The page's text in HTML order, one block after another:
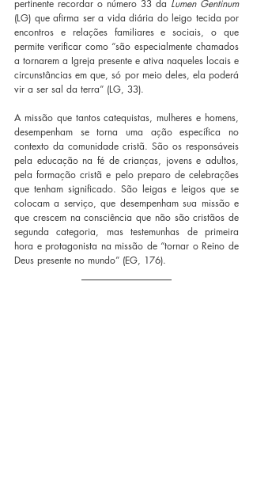
pertinente recordar o número 33 da
Lumen Gentinum
(LG) que afirma ser a vida diária do leigo tecida por
encontros e relações familiares e sociais, o que
permite verificar como “são especialmente chamados
a tornarem a Igreja presente e ativa naqueles locais e
circunstâncias em que, só por meio deles, ela poderá
vir a ser sal da terra” (LG, 33).
A missão que tantos catequistas, mulheres e homens,
desempenham se torna uma ação específica no
contexto da comunidade cristã. São os responsáveis
pela educação na fé de crianças, jovens e adultos,
pela formação cristã e pelo preparo de celebrações
que tenham significado. São leigas e leigos que se
colocam a serviço, que desempenham sua missão e
que crescem na consciência que não são cristãos de
segunda categoria, mas testemunhas de primeira
hora e protagonista na missão de “tornar o Reino de
Deus presente no mundo” (EG, 176).